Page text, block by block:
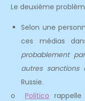
Le deuxième
Selon une
ces médias
probablement
autres sanctions
Russie.
oPolitico